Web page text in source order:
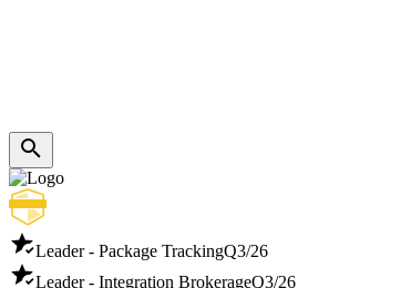
Leader - Package TrackingQ3/26
Leader - Integration BrokerageQ3/26